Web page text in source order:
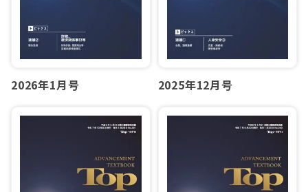
2026年1月号 2025年12月号